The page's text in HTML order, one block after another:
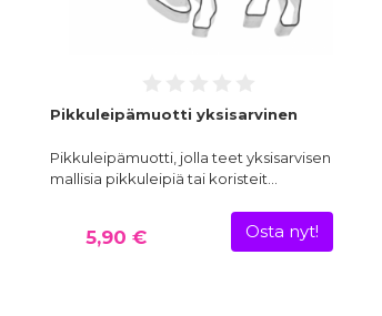
Pikkuleipämuotti yksisarvinen
Pikkuleipämuotti, jolla teet yksisarvisen
mallisia pikkuleipiä tai koristeit…
5,90 € Osta nyt!